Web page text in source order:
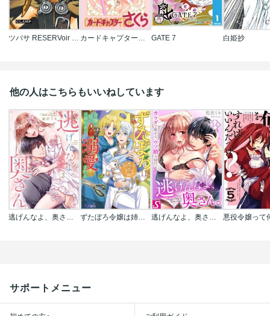
GATE 7 白姫抄
他の人はこちらもいいねしています
逃げんなよ、奥さん。～ カラダで繋がる、ウソ婚夫婦！？【単行本版特典ペーパー付き】 ずたぼろ令嬢は姉の元婚約者に溺愛される(コミック) 逃げんなよ、奥さん。～カラダで繋がる、ウソ婚夫婦!?
サポートメニュー